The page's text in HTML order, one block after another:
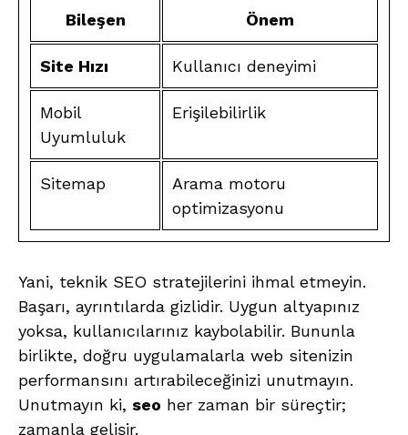
Bileşen Önem
Site Hızı Kullanıcı deneyimi
Mobil
Uyumluluk
Erişilebilirlik
Sitemap
Arama motoru
optimizasyonu
Yani, teknik SEO stratejilerini ihmal etmeyin.
Başarı, ayrıntılarda gizlidir. Uygun altyapınız
yoksa, kullanıcılarınız kaybolabilir. Bununla
birlikte, doğru uygulamalarla web sitenizin
performansını artırabileceğinizi unutmayın.
Unutmayın ki, seo her zaman bir süreçtir;
zamanla gelişir.